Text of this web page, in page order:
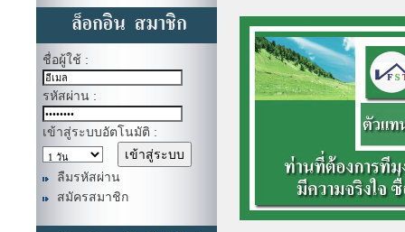
ชื่อผู้ใช้ :
รหัสผ่าน :
เข้าสู่ระบบอัตโนมัติ :
ลืมรหัสผ่าน
สมัครสมาชิก